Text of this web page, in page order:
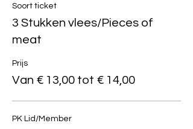
Soort ticket
3 Stukken vlees/Pieces of
meat
Prijs
Van € 13,00 tot € 14,00
PK Lid/Member